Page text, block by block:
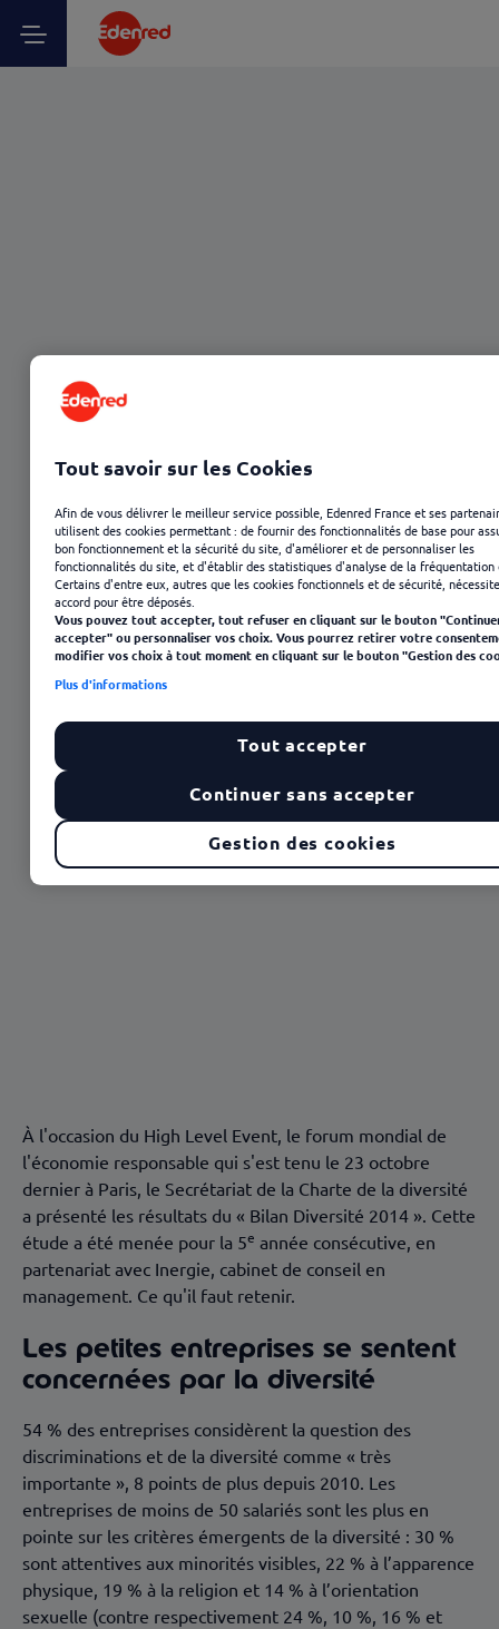
La diversité, facteur de performance économique
À l'occasion du High Level Event, le forum mondial de
l'économie responsable qui s'est tenu le 23 octobre
dernier à Paris, le Secrétariat de la Charte de la diversité
a présenté les résultats du « Bilan Diversité 2014 ». Cette
étude a été menée pour la 5e année consécutive, en
partenariat avec Inergie, cabinet de conseil en
management. Ce qu'il faut retenir.
Les petites entreprises se sentent
concernées par la diversité
54 % des entreprises considèrent la question des
discriminations et de la diversité comme « très
importante », 8 points de plus depuis 2010. Les
entreprises de moins de 50 salariés sont les plus en
pointe sur les critères émergents de la diversité : 30 %
sont attentives aux minorités visibles, 22 % à l’apparence
physique, 19 % à la religion et 14 % à l’orientation
sexuelle (contre respectivement 24 %, 10 %, 16 % et
Tout savoir sur les Cookies
Afin de vous délivrer le meilleur service possible, Edenred France et ses
utilisent des cookies permettant : de fournir des fonctionnalités de base pour
bon fonctionnement et la sécurité du site, d'améliorer et de personnaliser les
fonctionnalités du site, et d'établir des statistiques d'analyse de la fréquentation
Certains d'entre eux, autres que les cookies fonctionnels et de sécurité,
accord pour être déposés.
Vous pouvez tout accepter, tout refuser en cliquant sur le bouton
accepter" ou personnaliser vos choix. Vous pourrez retirer votre
modifier vos choix à tout moment en cliquant sur le bouton "Gestion des
Plus d'informations
Gestion des cookies
Continuer sans accepter
Tout accepter